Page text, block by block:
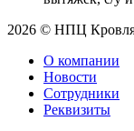
2026 © НПЦ
О компании
Новости
Сотрудники
Реквизиты